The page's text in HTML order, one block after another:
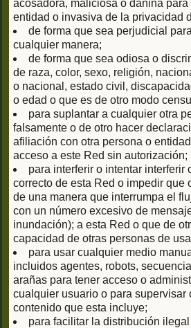
acosadora, maliciosa o dañina
entidad o invasiva de la privacidad
de forma que sea perjudicial
cualquier manera;
de forma que sea odiosa o
de raza, color, sexo, religión,
o nacional, estado civil,
o edad o que es de otro modo
para suplantar a cualquier otra
falsamente o de otro hacer
afiliación con otra persona o
acceso a este Red sin autorización;
para interferir o intentar interferir
correcto de esta Red o impedir que
de una manera que interrumpa el
con un número excesivo de
inundación); a esta Red o que de
capacidad de otras personas de
para usar cualquier medio
incluidos agentes, robots,
arañas para tener acceso o
cualquier usuario o para supervisar
contenido que esta incluye;
para facilitar la distribución